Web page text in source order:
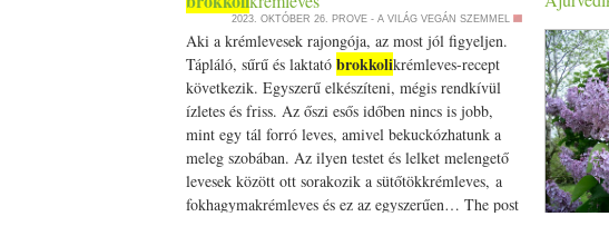
2023. OKTÓBER 26. PROVE - A VILÁG VEGÁN SZEMMEL
Aki a krémlevesek rajongója, az most jól figyeljen.
Tápláló, sűrű és laktató brokkolikrémleves-recept
következik. Egyszerű elkészíteni, mégis rendkívül
ízletes és friss. Az őszi esős időben nincs is jobb,
mint egy tál forró leves, amivel bekuckózhatunk a
meleg szobában. Az ilyen testet és lelket melengető
levesek között ott sorakozik a sütőtökkrémleves, a
fokhagymakrémleves és ez az egyszerűen… The post
https:/­­/­­
Jó
#cukkini